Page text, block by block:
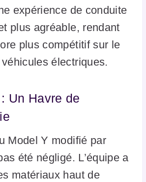
expérience de conduite
plus agréable, rendant
plus compétitif sur le
électriques.
: Un Havre de
Model Y modifié par
été négligé. L’équipe a
matériaux haut de